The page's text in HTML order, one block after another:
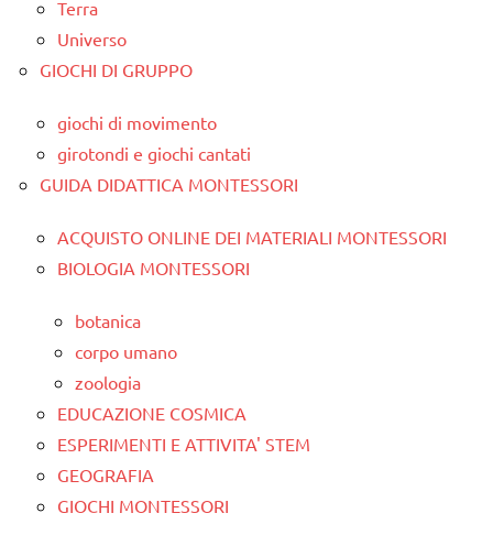
Terra
Universo
GIOCHI DI GRUPPO
giochi di movimento
girotondi e giochi cantati
GUIDA DIDATTICA MONTESSORI
ACQUISTO ONLINE DEI MATERIALI MONTESSORI
BIOLOGIA MONTESSORI
botanica
corpo umano
zoologia
EDUCAZIONE COSMICA
ESPERIMENTI E ATTIVITA' STEM
GEOGRAFIA
GIOCHI MONTESSORI